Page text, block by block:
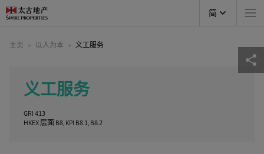
简
主页 以人为本 义工服务
义工服务
GRI 413
HKEX 层面 B8, KPI B8.1, B8.2